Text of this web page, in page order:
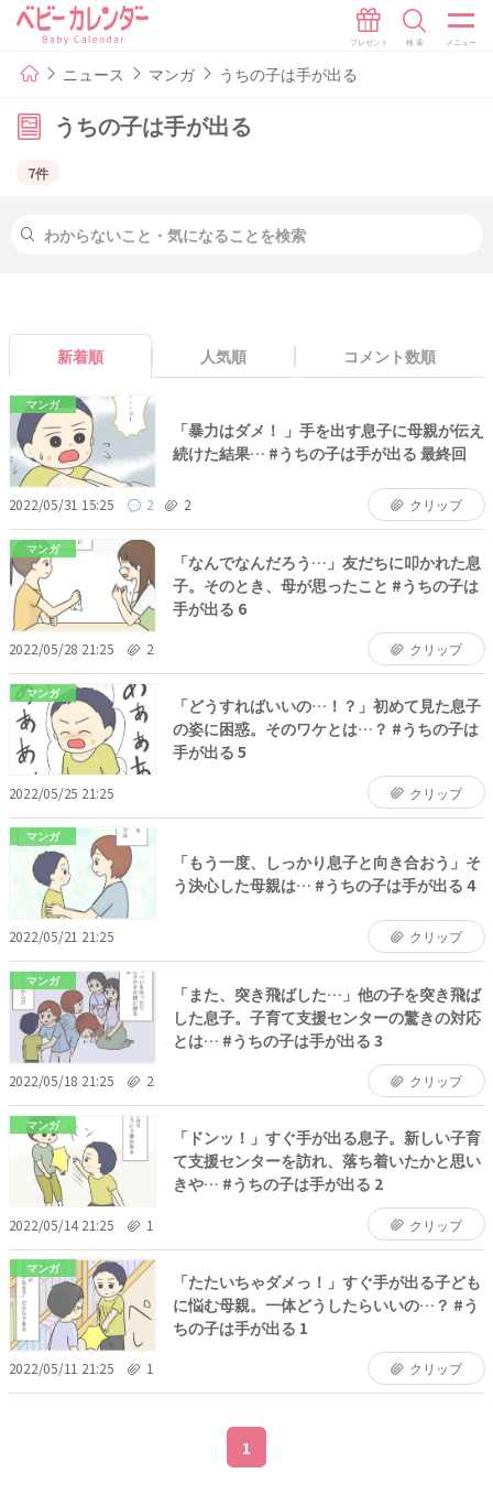
ニュース マンガ うちの子は手が出る
うちの子は手が出る
7件
新着順 人気順 コメント数順
マンガ
「暴力はダメ！ 」手を出す息子に母親が伝え
続けた結果… #うちの子は手が出る 最終回
2022/05/31 15:25 2 2 クリップ
マンガ
「なんでなんだろう…」友だちに叩かれた息
子。そのとき、母が思ったこと #うちの子は
手が出る 6
2022/05/28 21:25 2 クリップ
マンガ
「どうすればいいの…！？」初めて見た息子
の姿に困惑。そのワケとは…？ #うちの子は
手が出る 5
2022/05/25 21:25 クリップ
マンガ
「もう一度、しっかり息子と向き合おう」そ
う決心した母親は… #うちの子は手が出る 4
2022/05/21 21:25 クリップ
マンガ
「また、突き飛ばした…」他の子を突き飛ば
した息子。子育て支援センターの驚きの対応
とは… #うちの子は手が出る 3
2022/05/18 21:25 2 クリップ
マンガ
「ドンッ！」すぐ手が出る息子。新しい子育
て支援センターを訪れ、落ち着いたかと思い
きや… #うちの子は手が出る 2
2022/05/14 21:25 1 クリップ
マンガ
「たたいちゃダメっ！」すぐ手が出る子ども
に悩む母親。一体どうしたらいいの…？ #う
ちの子は手が出る 1
2022/05/11 21:25 1 クリップ
1